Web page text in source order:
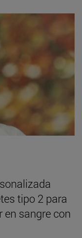
tipo 2 para
en sangre con